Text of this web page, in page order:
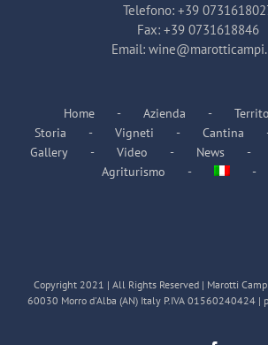
Telefono: +39
Fax: +39 0731618846
Email:
Home Azienda
Storia
Vigneti Cantina
Gallery
Video News
Agriturismo
Copyright 2021 | All Rights Reserved | Marotti
60030 Morro d'Alba (AN) Italy P.IVA 01560240424 |